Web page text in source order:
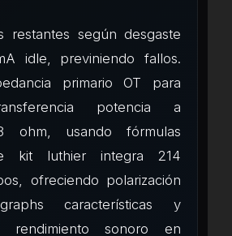
restantes según desgaste
idle, previniendo fallos.
primario OT para
potencia a
ohm, usando fórmulas
kit luthier integra 214
ofreciendo polarización
características y
rendimiento sonoro en